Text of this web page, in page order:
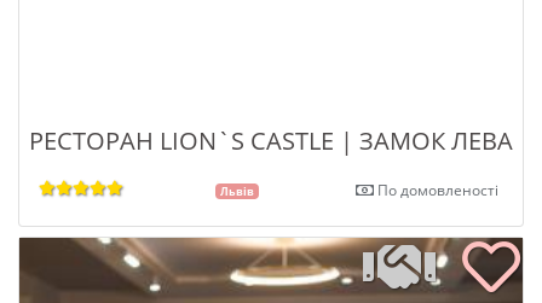
РЕСТОРАН LION`S CASTLE | ЗАМОК ЛЕВА
Львів По домовленості